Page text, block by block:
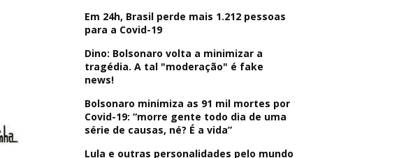
Em 24h, Brasil perde mais 1.212 pessoas
para a Covid-19
Dino: Bolsonaro volta a minimizar a
tragédia. A tal "moderação" é fake
news!
Bolsonaro minimiza as 91 mil mortes por
Covid-19: “morre gente todo dia de uma
série de causas, né? É a vida”
Lula e outras personalidades pelo mundo